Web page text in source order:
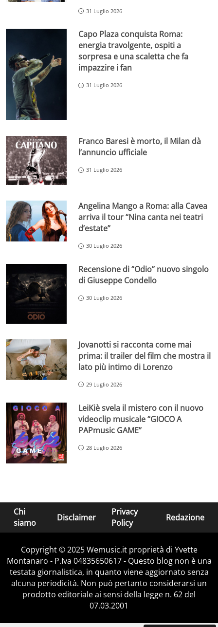
31 Luglio 2026
Capo Plaza conquista Roma:
energia travolgente, ospiti a
sorpresa e una scaletta che fa
impazzire i fan
31 Luglio 2026
Franco Baresi è morto, il Milan dà
l’annuncio ufficiale
31 Luglio 2026
Angelina Mango a Roma: alla Cavea
arriva il tour “Nina canta nei teatri
d’estate”
30 Luglio 2026
Recensione di “Odio” nuovo singolo
di Giuseppe Condello
30 Luglio 2026
Jovanotti si racconta come mai
prima: il trailer del film che mostra il
lato più intimo di Lorenzo
29 Luglio 2026
LeiKiè svela il mistero con il nuovo
videoclip musicale “GIOCO A
PAPmusic GAME”
28 Luglio 2026
Chi
siamo
Disclaimer
Privacy
Policy
Redazione
Copyright © 2025 Wemusic.it proprietà di Yvette
Montanaro - P.Iva 04835650617 - Questo blog non è una
testata giornalistica, in quanto viene aggiornato senza
alcuna periodicità. Non può pertanto considerarsi un
prodotto editoriale ai sensi della legge n. 62 del
07.03.2001